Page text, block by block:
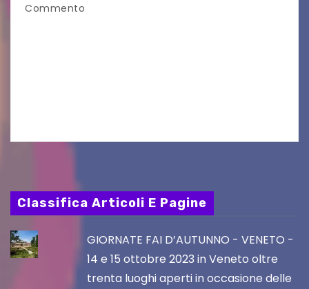
Commento
Classifica Articoli E Pagine
GIORNATE FAI D’AUTUNNO - VENETO -
14 e 15 ottobre 2023 in Veneto oltre
trenta luoghi aperti in occasione delle